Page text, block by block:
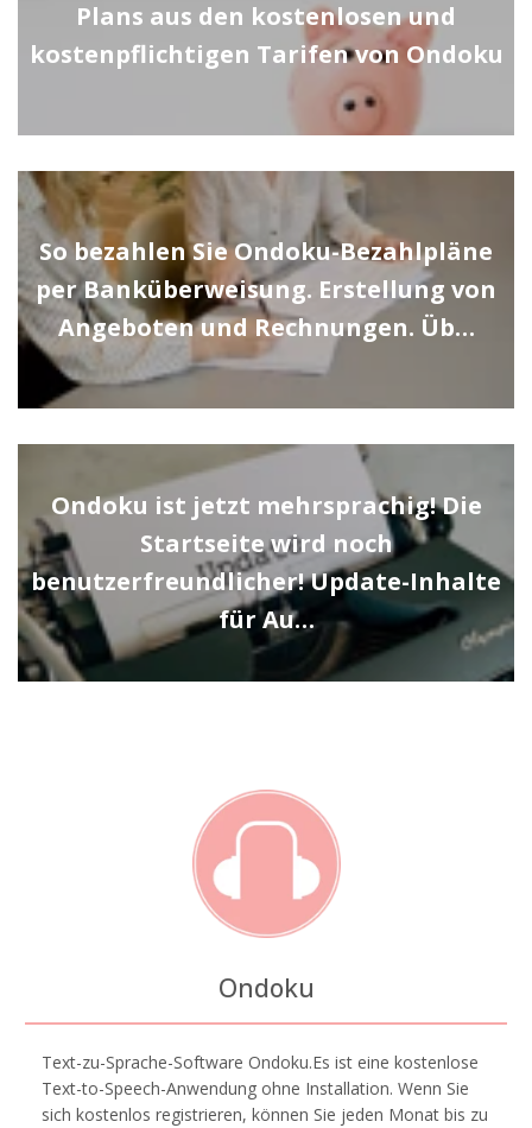
Plans aus den kostenlosen und
kostenpflichtigen Tarifen von Ondoku
So bezahlen Sie Ondoku-Bezahlpläne
per Banküberweisung. Erstellung von
Angeboten und Rechnungen. Üb…
Ondoku ist jetzt mehrsprachig! Die
Startseite wird noch
benutzerfreundlicher! Update-Inhalte
für Au…
Ondoku
Text-zu-Sprache-Software Ondoku.Es ist eine kostenlose
Text-to-Speech-Anwendung ohne Installation. Wenn Sie
sich kostenlos registrieren, können Sie jeden Monat bis zu